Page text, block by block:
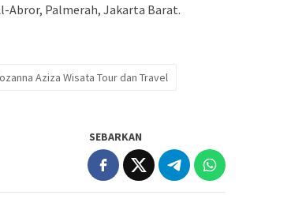
Abror, Palmerah, Jakarta Barat.
Aziza Wisata Tour dan Travel
SEBARKAN